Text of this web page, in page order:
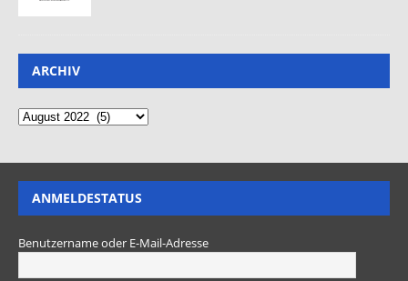
ARCHIV
ANMELDESTATUS
Benutzername oder E-Mail-Adresse